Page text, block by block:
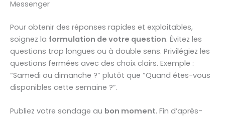
Messenger
Pour obtenir des réponses rapides et exploitables,
soignez la formulation de votre question. Évitez les
questions trop longues ou à double sens. Privilégiez les
questions fermées avec des choix clairs. Exemple :
“Samedi ou dimanche ?” plutôt que “Quand êtes-vous
disponibles cette semaine ?”.
Publiez votre sondage au bon moment. Fin d’après-